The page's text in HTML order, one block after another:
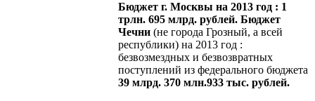
Бюджет г. Москвы на 2013 год : 1
трлн. 695 млрд. рублей. Бюджет
Чечни (не города Грозный, а всей
республики) на 2013 год :
безвозмездных и безвозвратных
поступлений из федерального бюджета
39 млрд. 370 млн.933 тыс. рублей.